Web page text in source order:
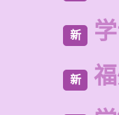
新
新